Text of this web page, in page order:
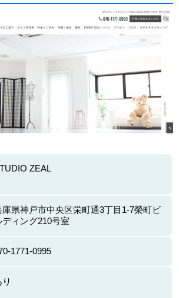
ZEAL
庫県神戸市中央区栄町通3丁目1-7榮町ビ
ディング210号室
1771-0995
り